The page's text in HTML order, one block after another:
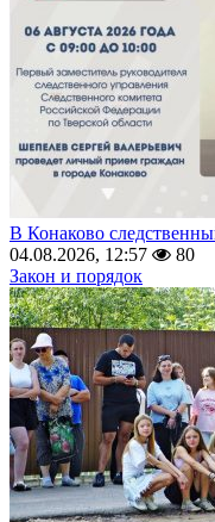
В Конаково
04.08.2026, 12:57
80
Закон и порядок